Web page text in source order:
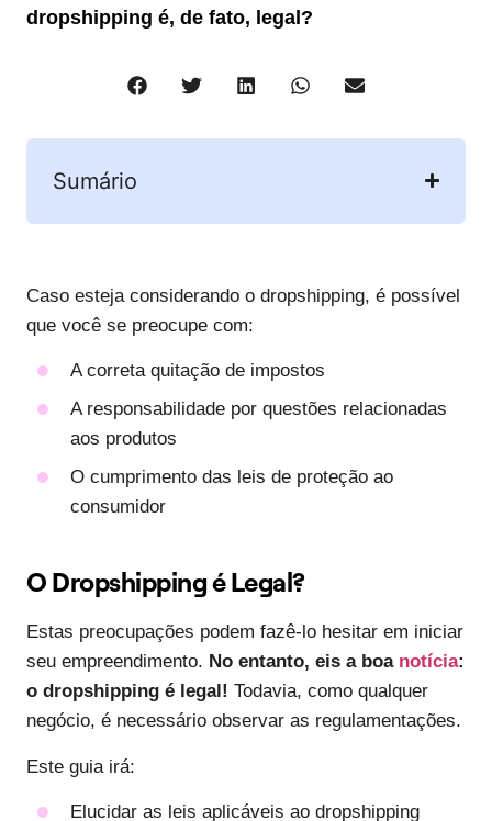
dropshipping é, de fato, legal?
Sumário
Caso esteja considerando o dropshipping, é possível
que você se preocupe com:
A correta quitação de impostos
A responsabilidade por questões relacionadas
aos produtos
O cumprimento das leis de proteção ao
consumidor
O Dropshipping é Legal?
Estas preocupações podem fazê-lo hesitar em iniciar
seu empreendimento. No entanto, eis a boa notícia:
o dropshipping é legal! Todavia, como qualquer
negócio, é necessário observar as regulamentações.
Este guia irá:
Elucidar as leis aplicáveis ao dropshipping